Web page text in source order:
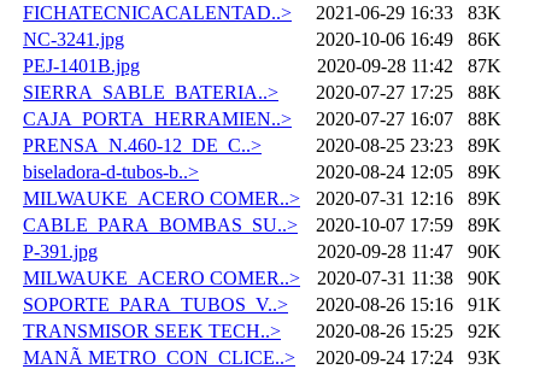
FICHATECNICACALENTAD..>
2021-06-29 16:33
83K
NC-3241.jpg
2020-10-06 16:49
86K
PEJ-1401B.jpg
2020-09-28 11:42
87K
SIERRA_SABLE_BATERIA..>
2020-07-27 17:25
88K
CAJA_PORTA_HERRAMIEN..>
2020-07-27 16:07
88K
PRENSA_N.460-12_DE_C..>
2020-08-25 23:23
89K
biseladora-d-tubos-b..>
2020-08-24 12:05
89K
MILWAUKE_ACERO COMER..>
2020-07-31 12:16
89K
CABLE_PARA_BOMBAS_SU..>
2020-10-07 17:59
89K
P-391.jpg
2020-09-28 11:47
90K
MILWAUKE_ACERO COMER..>
2020-07-31 11:38
90K
SOPORTE_PARA_TUBOS_V..>
2020-08-26 15:16
91K
TRANSMISOR SEEK TECH..>
2020-08-26 15:25
92K
MANÃ METRO_CON_CLICE..>
2020-09-24 17:24
93K